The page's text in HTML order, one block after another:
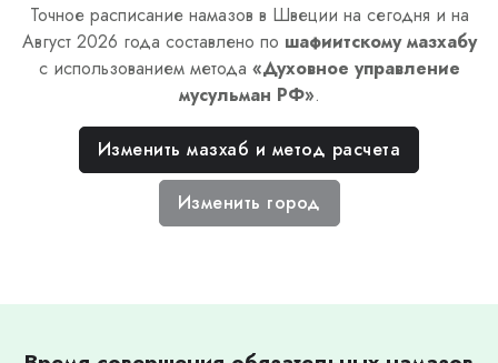
Точное расписание намазов в Швеции на сегодня и на
Август 2026 года составлено по шафиитскомумазхабу
с использованием метода «Духовное управление
мусульман РФ».
Изменить мазхаб и метод расчета
Изменить город